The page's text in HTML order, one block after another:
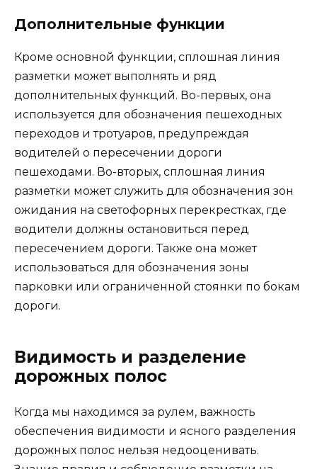
Дополнительные функции
Кроме основной функции, сплошная линия
разметки может выполнять и ряд
дополнительных функций. Во-первых, она
используется для обозначения пешеходных
переходов и тротуаров, предупреждая
водителей о пересечении дороги
пешеходами. Во-вторых, сплошная линия
разметки может служить для обозначения зон
ожидания на светофорных перекрестках, где
водители должны остановиться перед
пересечением дороги. Также она может
использоваться для обозначения зоны
парковки или ограниченной стоянки по бокам
дороги.
Видимость и разделение
дорожных полос
Когда мы находимся за рулем, важность
обеспечения видимости и ясного разделения
дорожных полос нельзя недооценивать.